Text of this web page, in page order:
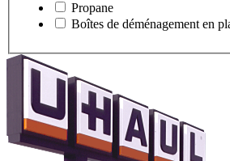
Propane
Boîtes de déménagement en